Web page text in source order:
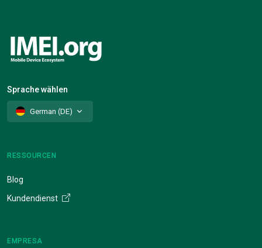
Sprache wählen
German (DE)
RESSOURCEN
Blog
Kundendienst
EMPRESA